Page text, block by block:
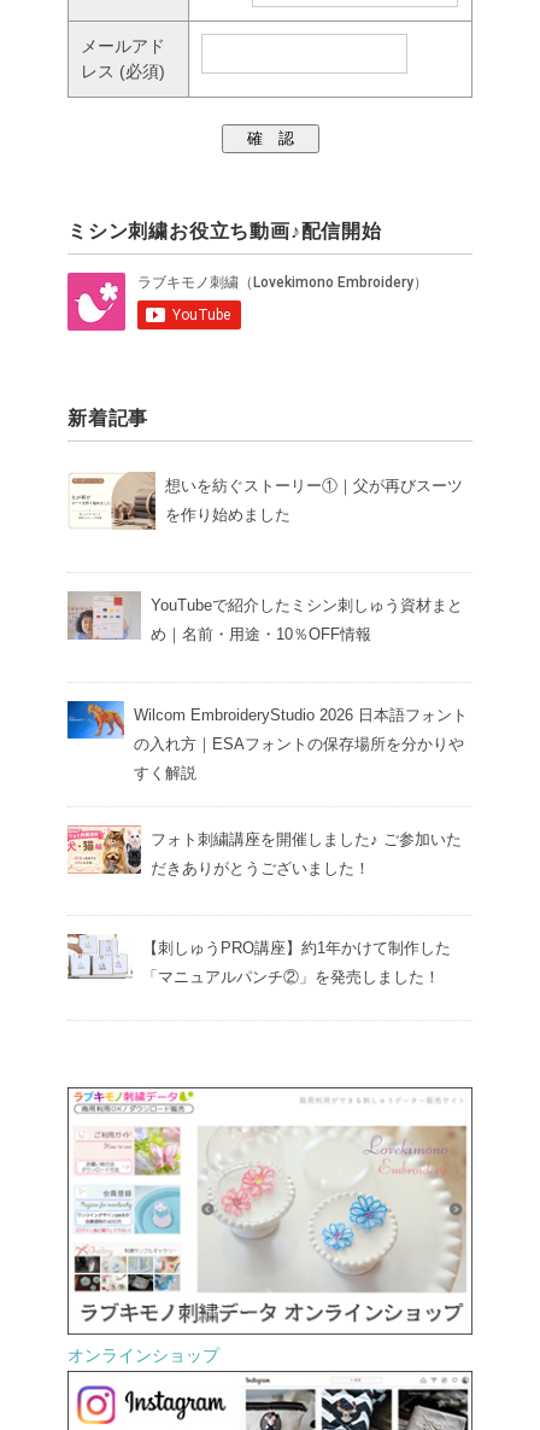
メールアド
レス (必須)
ミシン刺繍お役立ち動画♪配信開始
新着記事
想いを紡ぐストーリー①｜父が再びスーツ
を作り始めました
YouTubeで紹介したミシン刺しゅう資材まと
め｜名前・用途・10％OFF情報
Wilcom EmbroideryStudio 2026 日本語フォント
の入れ方｜ESAフォントの保存場所を分かりや
すく解説
フォト刺繍講座を開催しました♪ ご参加いた
だきありがとうございました！
【刺しゅうPRO講座】約1年かけて制作した
「マニュアルパンチ②」を発売しました！
オンラインショップ